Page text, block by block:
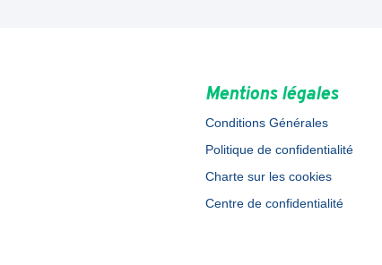
Mentions légales
Conditions Générales
Politique de confidentialité
Charte sur les cookies
Centre de confidentialité